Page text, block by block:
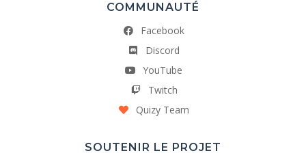
COMMUNAUTÉ
Facebook
Discord
YouTube
Twitch
Quizy Team
SOUTENIR LE PROJET